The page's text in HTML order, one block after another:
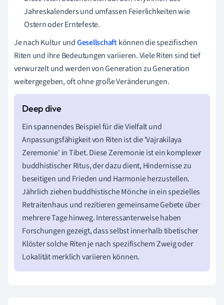
Jahreskalenders und umfassen Feierlichkeiten wie
Ostern oder Erntefeste.
Je nach Kultur undGesellschaftkönnen die spezifischen
Riten und ihre Bedeutungen variieren. Viele Riten sind tief
verwurzelt und werden von Generation zu Generation
weitergegeben, oft ohne große Veränderungen.
Ein spannendes Beispiel für die Vielfalt und
Anpassungsfähigkeit von Riten ist die 'Vajrakilaya
Zeremonie' in Tibet. Diese Zeremonie ist ein komplexer
buddhistischer Ritus, der dazu dient, Hindernisse zu
beseitigen und Frieden und Harmonie herzustellen.
Jährlich ziehen buddhistische Mönche in ein spezielles
Retraitenhaus und rezitieren gemeinsame Gebete über
mehrere Tage hinweg. Interessanterweise haben
Forschungen gezeigt, dass selbst innerhalb tibetischer
Klöster solche Riten je nach spezifischem Zweig oder
Lokalität merklich variieren können.